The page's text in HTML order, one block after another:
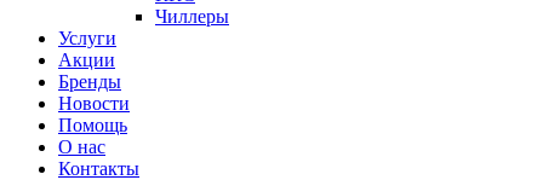
Чиллеры
Услуги
Акции
Бренды
Новости
Помощь
О нас
Контакты